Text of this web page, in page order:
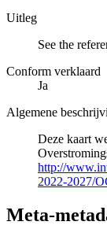
Uitleg
See the
Conform verklaard
Ja
Algemene
Deze kaart
http://
2022-2027/
Meta-